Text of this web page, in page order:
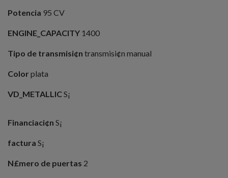
Potencia 95 CV
ENGINE_CAPACITY 1400
Tipo de transmisi¢n transmisi¢n manual
Color plata
VD_METALLICS¡
Financiaci¢n S¡
factura S¡
N£mero de puertas 2